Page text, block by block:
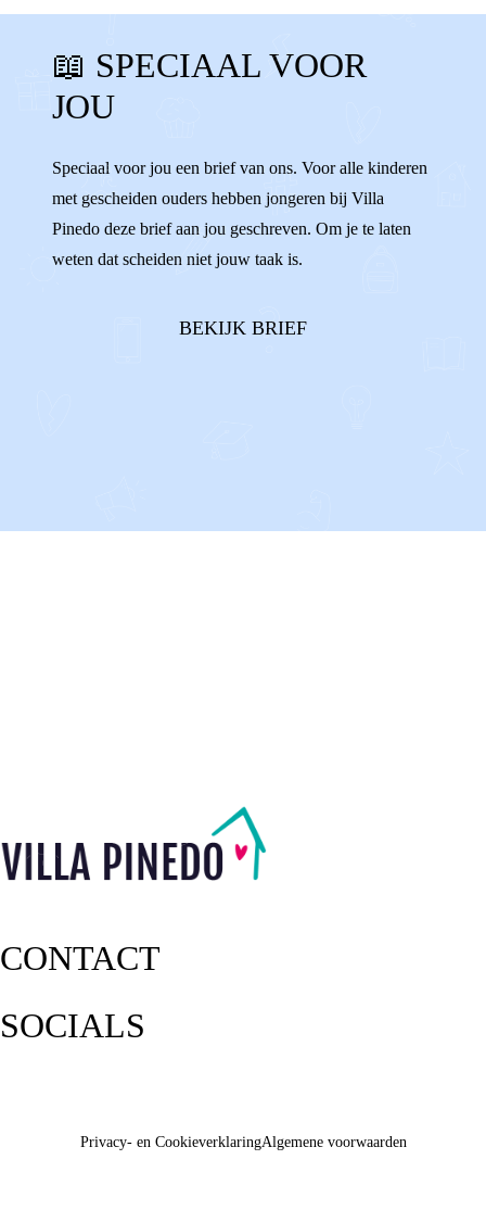
SCHULD ALLEEN ZIJN
ALLEEN VOELEN SCHULDIG
WENNEN
WISSELEN VERHUIZEN ALLEEN
ENIGE AFSPRAKEN
📖 SPECIAAL VOOR
JOU
Speciaal voor jou een brief van ons. Voor alle kinderen
met gescheiden ouders hebben jongeren bij Villa
Pinedo deze brief aan jou geschreven. Om je te laten
weten dat scheiden niet jouw taak is.
BEKIJK BRIEF
CONTACT
SOCIALS
Privacy- en CookieverklaringAlgemene voorwaarden